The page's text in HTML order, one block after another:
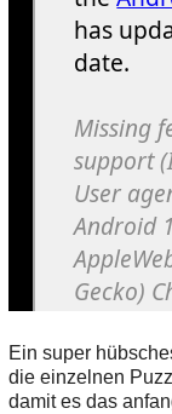
Ein super
die einzelnen
damit es das